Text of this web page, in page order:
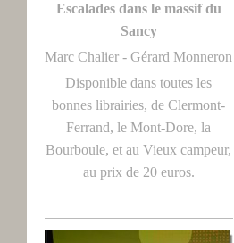
Escalades dans le massif du
Sancy
Marc Chalier - Gérard Monneron
Disponible dans toutes les
bonnes librairies, de Clermont-
Ferrand, le Mont-Dore, la
Bourboule, et au Vieux campeur,
au prix de 20 euros.